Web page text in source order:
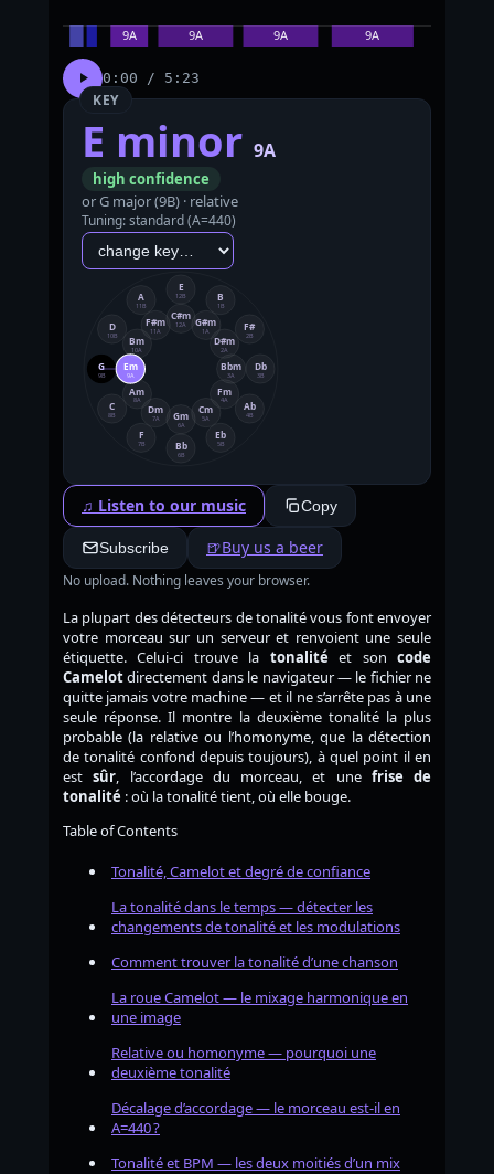
0:00 / 5:23
KEY
E minor 9A
high confidence
or G major (9B) · relative
Tuning: standard (A=440)
B
1B
G#m
1A F#
2B
D#m
2A
Db
3B
Bbm
3A
Ab
4B
Fm
4A
Eb
5B
Cm
5A
Bb
6B
Gm
6A
F
7B
Dm
7A
C
8B
Am
8A
G
9B
Em
9A
D
10B Bm
10A
A
11B
F#m
11A
E
12B
C#m
12A
♫ Listen to our music Copy
Subscribe 🍺Buy us a beer
No upload. Nothing leaves your browser.
La plupart des détecteurs de tonalité vous font envoyer
votre morceau sur un serveur et renvoient une seule
étiquette. Celui-ci trouve la tonalité et soncode
Camelotdirectement dans le navigateur — le fichier ne
quitte jamais votre machine — et il ne s’arrête pas à une
seule réponse. Il montre la deuxième tonalité la plus
probable (la relative ou l’homonyme, que la détection
de tonalité confond depuis toujours), à quel point il en
estsûr, l’accordage du morceau, et une frise de
tonalité : où la tonalité tient, où elle bouge.
Table of Contents
Tonalité, Camelot et degré de confiance
La tonalité dans le temps — détecter les
changements de tonalité et les modulations
Comment trouver la tonalité d’une chanson
La roue Camelot — le mixage harmonique en
une image
Relative ou homonyme — pourquoi une
deuxième tonalité
Décalage d’accordage — le morceau est-il en
A=440 ?
Tonalité et BPM — les deux moitiés d’un mix